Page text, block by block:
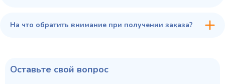
На что обратить внимание при получении заказа?
Оставьте свой вопрос